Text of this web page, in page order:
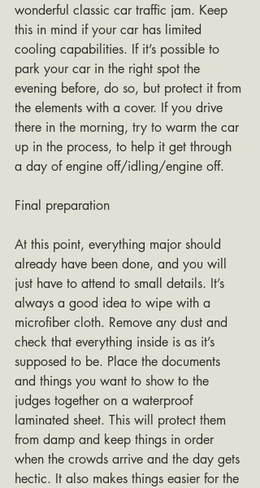
wonderful classic car traffic jam. Keep
this in mind if your car has limited
cooling capabilities. If it’s possible to
park your car in the right spot the
evening before, do so, but protect it from
the elements with a cover. If you drive
there in the morning, try to warm the car
up in the process, to help it get through
a day of engine off/idling/engine off.
Final preparation
At this point, everything major should
already have been done, and you will
just have to attend to small details. It’s
always a good idea to wipe with a
microfiber cloth. Remove any dust and
check that everything inside is as it’s
supposed to be. Place the documents
and things you want to show to the
judges together on a waterproof
laminated sheet. This will protect them
from damp and keep things in order
when the crowds arrive and the day gets
hectic. It also makes things easier for the